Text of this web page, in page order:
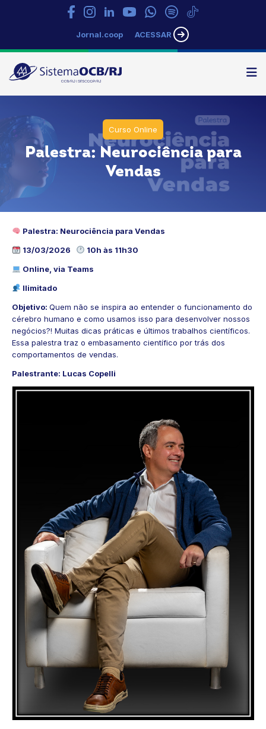
Jornal.coop ACESSAR
Sistema
OCB/RJ
Curso Online
Palestra: Neurociência para
Vendas
Palestra: Neurociência para Vendas
13/03/2026
10h às 11h30
Online, via Teams
Ilimitado
Objetivo: Quem não se inspira ao entender o funcionamento do
cérebro humano e como usamos isso para desenvolver nossos
negócios?! Muitas dicas práticas e últimos trabalhos científicos.
Essa palestra traz o embasamento científico por trás dos
comportamentos de vendas.
Palestrante: Lucas Copelli